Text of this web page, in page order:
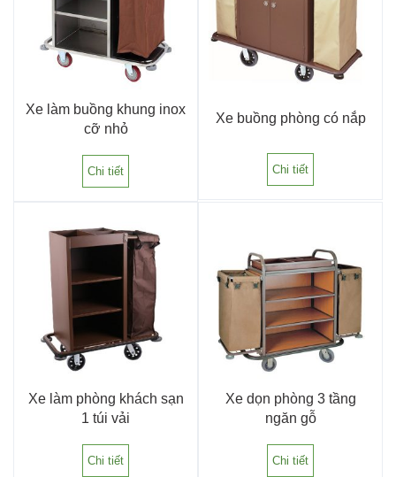
Xe làm buồng khung inox
cỡ nhỏ
Chi tiết
Xe buồng phòng có nắp
Chi tiết
Xe làm phòng khách sạn
1 túi vải
Chi tiết
Xe dọn phòng 3 tầng
ngăn gỗ
Chi tiết